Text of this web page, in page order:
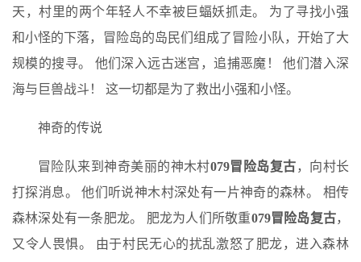
天，村里的两个年轻人不幸被巨蝠妖抓走。 为了寻找小强
和小怪的下落，冒险岛的岛民们组成了冒险小队，开始了大
规模的搜寻。 他们深入远古迷宫，追捕恶魔！ 他们潜入深
海与巨兽战斗！ 这一切都是为了救出小强和小怪。
神奇的传说
冒险队来到神奇美丽的神木村079冒险岛复古，向村长
打探消息。 他们听说神木村深处有一片神奇的森林。 相传
森林深处有一条肥龙。 肥龙为人们所敬重079冒险岛复古，
又令人畏惧。 由于村民无心的扰乱激怒了肥龙，进入森林